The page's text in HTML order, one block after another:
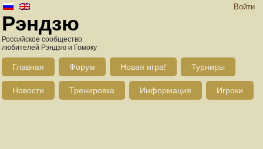
Войти
Рэндзю
Российское сообщество
любителей Рэндзю и Гомоку
Главная Форум Новая игра! Турниры
Новости Тренировка Информация Игроки